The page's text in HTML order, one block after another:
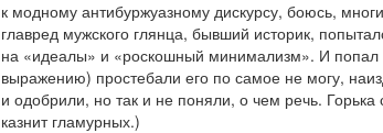
к модному антибуржуазному дискурсу, боюсь,
главред мужского глянца, бывший историк,
на «идеалы» и «роскошный минимализм». И попал
выражению) простебали его по самое не могу,
и одобрили, но так и не поняли, о чем речь.
казнит гламурных.)